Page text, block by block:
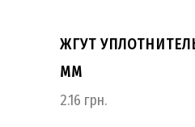
ЖГУТ
ММ
2.16 грн.